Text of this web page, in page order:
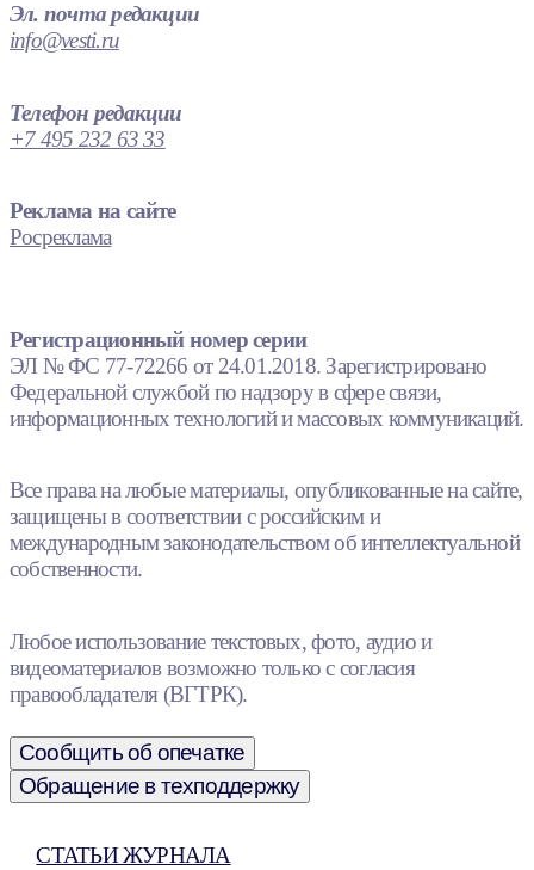
Эл. почта редакции
info@vesti.ru
Телефон редакции
+7 495 232 63 33
Реклама на сайте
Росреклама
Регистрационный номер серии
ЭЛ № ФС 77-72266 от 24.01.2018. Зарегистрировано
Федеральной службой по надзору в сфере связи,
информационных технологий и массовых коммуникаций.
Все права на любые материалы, опубликованные на сайте,
защищены в соответствии с российским и
международным законодательством об интеллектуальной
собственности.
Любое использование текстовых, фото, аудио и
видеоматериалов возможно только с согласия
правообладателя (ВГТРК).
Сообщить об опечатке
Обращение в техподдержку
СТАТЬИ ЖУРНАЛА